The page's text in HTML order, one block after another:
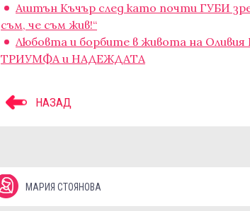
Аштън Къчър след като почти ГУБИ
съм, че съм жив!“
Любовта и борбите в живота на
ТРИУМФА и НАДЕЖДАТА
НАЗАД
МАРИЯ СТОЯНОВА